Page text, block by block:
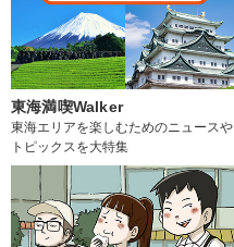
東海満喫Walker
東海エリアを楽しむためのニュースや
トピックスを大特集